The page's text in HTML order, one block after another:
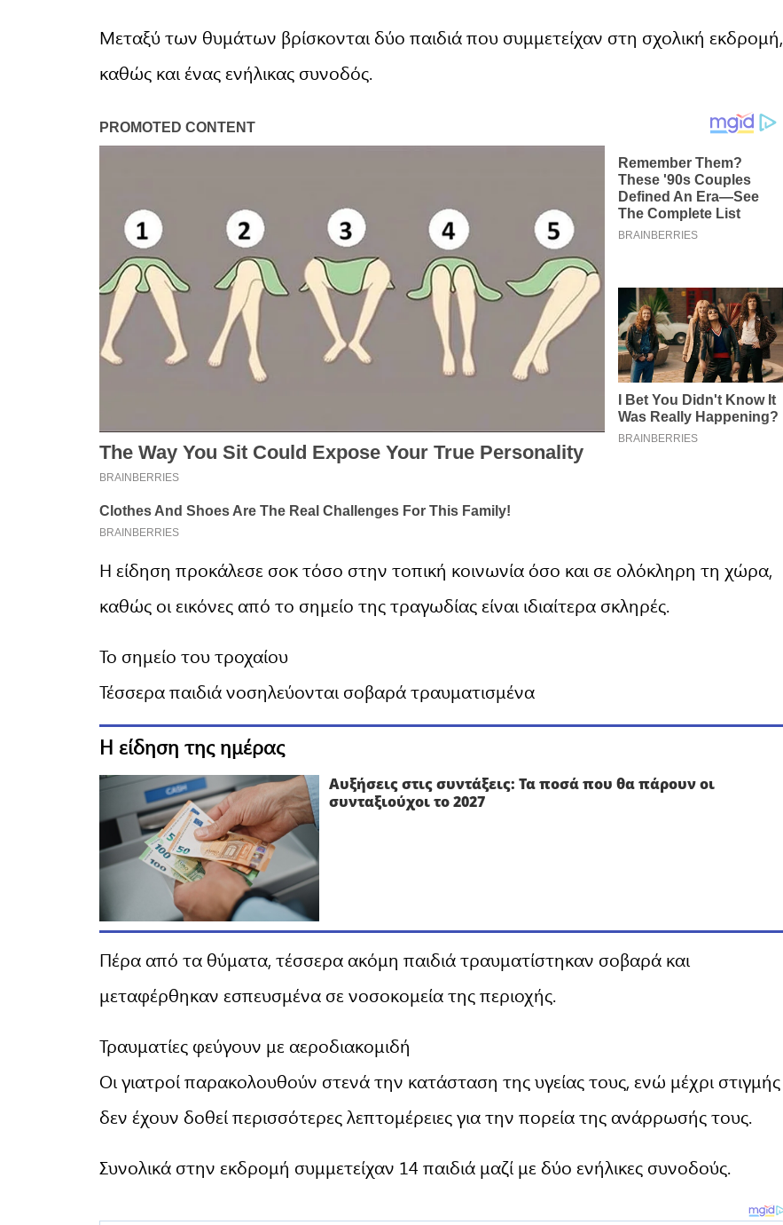
Μεταξύ των θυμάτων βρίσκονται δύο παιδιά που συμμετείχαν στη σχολική εκδρομή,
καθώς και ένας ενήλικας συνοδός.
Η είδηση προκάλεσε σοκ τόσο στην τοπική κοινωνία όσο και σε ολόκληρη τη χώρα,
καθώς οι εικόνες από το σημείο της τραγωδίας είναι ιδιαίτερα σκληρές.
Το σημείο του τροχαίου
Τέσσερα παιδιά νοσηλεύονται σοβαρά τραυματισμένα
Η είδηση της ημέρας
Αυξήσεις στις συντάξεις: Τα ποσά που θα πάρουν οι
συνταξιούχοι το 2027
Πέρα από τα θύματα, τέσσερα ακόμη παιδιά τραυματίστηκαν σοβαρά και
μεταφέρθηκαν εσπευσμένα σε νοσοκομεία της περιοχής.
Τραυματίες φεύγουν με αεροδιακομιδή
Οι γιατροί παρακολουθούν στενά την κατάσταση της υγείας τους, ενώ μέχρι στιγμής
δεν έχουν δοθεί περισσότερες λεπτομέρειες για την πορεία της ανάρρωσής τους.
Συνολικά στην εκδρομή συμμετείχαν 14 παιδιά μαζί με δύο ενήλικες συνοδούς.